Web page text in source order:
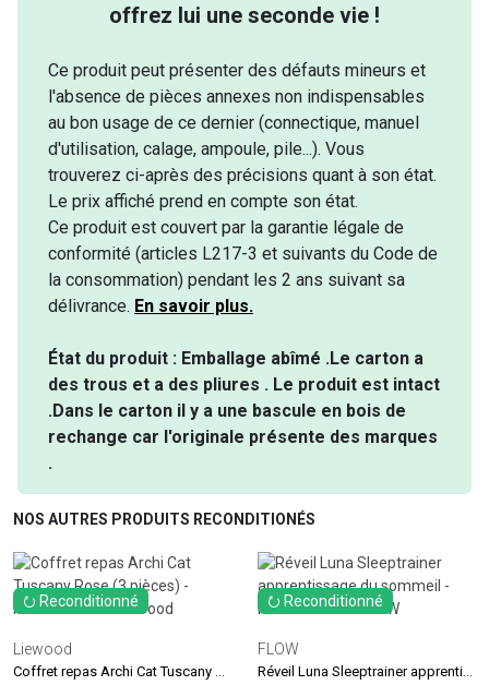
offrez lui une seconde vie !
Ce produit peut présenter des défauts mineurs et
l'absence de pièces annexes non indispensables
au bon usage de ce dernier (connectique, manuel
d'utilisation, calage, ampoule, pile...). Vous
trouverez ci-après des précisions quant à son état.
Le prix affiché prend en compte son état.
Ce produit est couvert par la garantie légale de
conformité (articles L217-3 et suivants du Code de
la consommation) pendant les 2 ans suivant sa
délivrance. En savoir plus.
État du produit : Emballage abîmé .Le carton a
des trous et a des pliures . Le produit est intact
.Dans le carton il y a une bascule en bois de
rechange car l'originale présente des marques
.
NOS AUTRES PRODUITS RECONDITIONÉS
⭮ Reconditionné
Liewood
⭮ Reconditionné
FLOW